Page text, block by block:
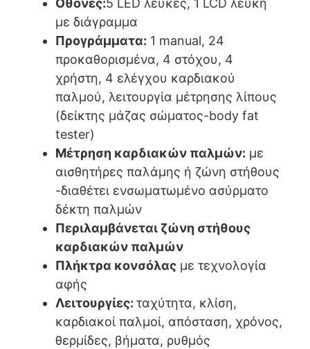
Οθόνες:5 LED λευκές, 1 LCD λευκή
με διάγραμμα
Προγράμματα: 1 manual, 24
προκαθορισμένα, 4 στόχου, 4
χρήστη, 4 ελέγχου καρδιακού
παλμού, λειτουργία μέτρησης λίπους
(δείκτης μάζας σώματος-body fat
tester)
Μέτρηση καρδιακών παλμών: με
αισθητήρες παλάμης ή ζώνη στήθους
-διαθέτει ενσωματωμένο ασύρματο
δέκτη παλμών
Περιλαμβάνεται ζώνη στήθους
καρδιακών παλμών
Πλήκτρα κονσόλας με τεχνολογία
αφής
Λειτουργίες: ταχύτητα, κλίση,
καρδιακοί παλμοί, απόσταση, χρόνος,
θερμίδες, βήματα, ρυθμός